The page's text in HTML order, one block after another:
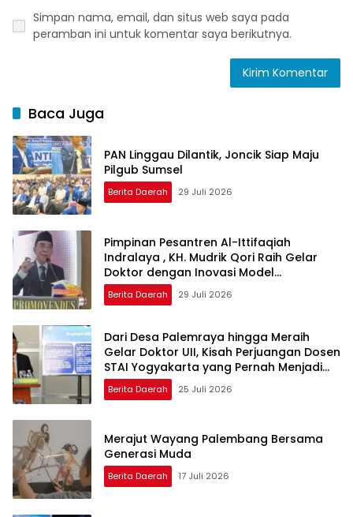
Simpan nama, email, dan situs web saya pada
peramban ini untuk komentar saya berikutnya.
Baca Juga
PAN Linggau Dilantik, Joncik Siap Maju
Pilgub Sumsel
Berita Daerah 29 Juli 2026
Pimpinan Pesantren Al-Ittifaqiah
Indralaya , KH. Mudrik Qori Raih Gelar
Doktor dengan Inovasi Model
Pembelajaran Nagham Al-Qur’an di UMM
Berita Daerah 29 Juli 2026
Dari Desa Palemraya hingga Meraih
Gelar Doktor UII, Kisah Perjuangan Dosen
STAI Yogyakarta yang Pernah Menjadi
Driver Taksi Online
Berita Daerah 25 Juli 2026
Merajut Wayang Palembang Bersama
Generasi Muda
Berita Daerah 17 Juli 2026